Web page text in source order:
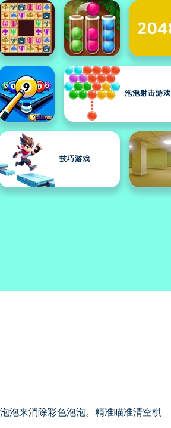
泡泡射击游戏
技巧游戏
泡来消除彩色泡泡。精准瞄准清空棋